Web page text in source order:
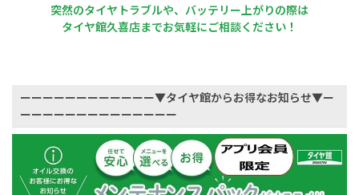
突然のタイヤトラブルや、バッテリー上がりの際は
タイヤ館久喜店までお気軽にご相談ください！
ーーーーーーーーーーーー▼タイヤ館からお得なお知らせ▼ー
ーーーーーーーーーーーーーー